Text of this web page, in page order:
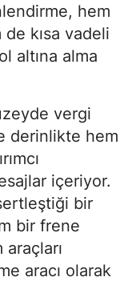
hem
kısa vadeli
altına alma
vergi
derinlikte hem
içeriyor.
bir
bir frene
araçları
aracı olarak